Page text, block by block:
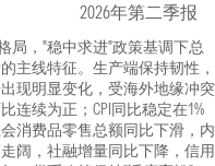
2026年第二季报
局，"稳中求进"政策基调下总
主线特征。生产端保持韧性，
现明显变化，受海外地缘冲突
连续为正；CPI同比稳定在1%
消费品零售总额同比下滑，内
阔，社融增量同比下降，信用